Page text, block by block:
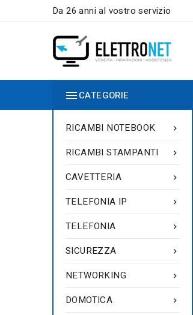
Da 26 anni al vostro servizio
CATEGORIE

RICAMBI NOTEBOOK

RICAMBI STAMPANTI

CAVETTERIA

TELEFONIA IP

TELEFONIA

SICUREZZA

NETWORKING

DOMOTICA